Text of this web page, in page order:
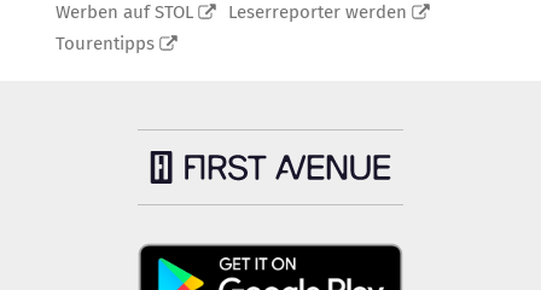
Werben auf STOL
Leserreporter werden
Tourentipps